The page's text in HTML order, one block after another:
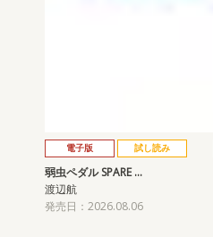
電子版 試し読み
弱虫ペダル SPARE …
渡辺航
発売日：2026.08.06